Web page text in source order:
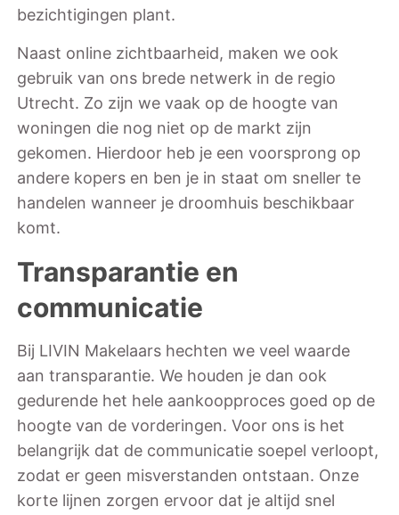
bezichtigingen plant.
Naast online zichtbaarheid, maken we ook
gebruik van ons brede netwerk in de regio
Utrecht. Zo zijn we vaak op de hoogte van
woningen die nog niet op de markt zijn
gekomen. Hierdoor heb je een voorsprong op
andere kopers en ben je in staat om sneller te
handelen wanneer je droomhuis beschikbaar
komt.
Transparantie en
communicatie
Bij LIVIN Makelaars hechten we veel waarde
aan transparantie. We houden je dan ook
gedurende het hele aankoopproces goed op de
hoogte van de vorderingen. Voor ons is het
belangrijk dat de communicatie soepel verloopt,
zodat er geen misverstanden ontstaan. Onze
korte lijnen zorgen ervoor dat je altijd snel